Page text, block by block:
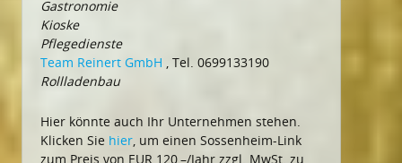
Gastronomie
Kioske
Pflegedienste
Team Reinert GmbH , Tel. 0699133190
Rollladenbau
Hier könnte auch Ihr Unternehmen stehen.
Klicken Sie hier , um einen Sossenheim-Link
zum Preis von EUR 120,–/Jahr zzgl. MwSt. zu